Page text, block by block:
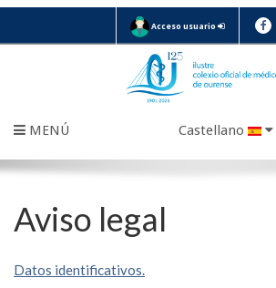
Acceso usuario
MENÚ Castellano
Aviso legal
Datos identificativos.